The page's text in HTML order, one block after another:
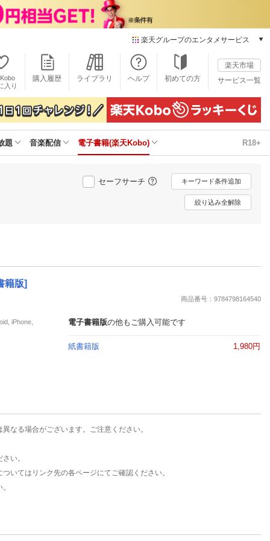
楽天グループのエンタメサービス
本/ゲーム/CD/DVD
楽天ブックス
電子書籍
楽天Kobo
雑誌読み放題
楽天ミュージック
動画配信
楽天TV
動画配信ガイド
推し楽
入り
購入履歴 ライブラリ ヘルプ 初めての方
楽天市場
サービス一覧
題 音楽配信 電子書籍(楽天Kobo) R18+
セーフサーチ キーワード条件追加
絞り込み全解除
籍版]
商品番号：9784798164540
iPhone,
電子書籍版の他もご購入可能です
紙書籍版 1,980円
なる場合がございます。ご注意ください。
い。
いてはリンク先の各ページにてご確認ください。